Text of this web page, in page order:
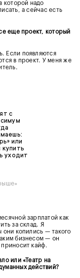
которой надо
а сейчас есть
еще проект, который
Если появляются
в проект. У меня же
с
или
уходит
зарплатой как
за склад. Я
они копились — такого
бизнесом — он
приносит кайф.
или «Театр на
действий?